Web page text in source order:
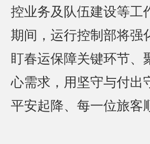
控业务及队伍建设等工
期间，运行控制部将强
盯春运保障关键环节、
心需求，用坚守与付出
平安起降、每一位旅客